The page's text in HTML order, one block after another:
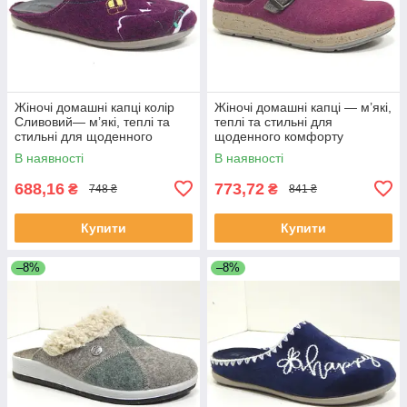
Жіночі домашні капці колір
Сливовий— м’які, теплі та
стильні для щоденного
комфорту
В наявності
688,16 ₴ 748 ₴
Купити
Жіночі домашні капці — м’які,
теплі та стильні для
щоденного комфорту
В наявності
773,72 ₴ 841 ₴
Купити
–8% –8%